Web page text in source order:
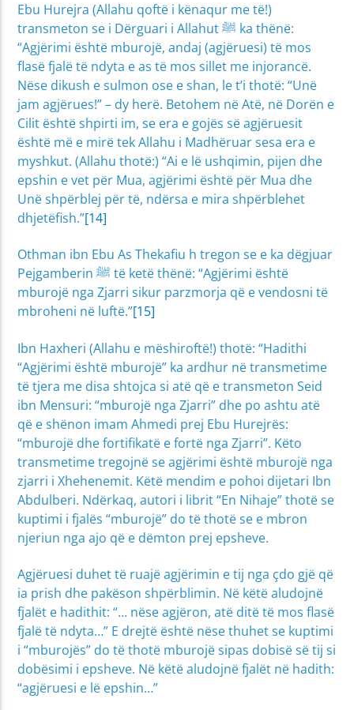
Ebu Hurejra (Allahu qoftë i kënaqur me të!)
transmeton se i Dërguari i Allahut ﷺ ka thënë:
“Agjërimi është mburojë, andaj (agjëruesi) të mos
flasë fjalë të ndyta e as të mos sillet me injorancë.
Nëse dikush e sulmon ose e shan, le t’i thotë: “Unë
jam agjërues!” – dy herë. Betohem në Atë, në Dorën e
Cilit është shpirti im, se era e gojës së agjëruesit
është më e mirë tek Allahu i Madhëruar sesa era e
myshkut. (Allahu thotë:) “Ai e lë ushqimin, pijen dhe
epshin e vet për Mua, agjërimi është për Mua dhe
Unë shpërblej për të, ndërsa e mira shpërblehet
dhjetëfish.”[14]
Othman ibn Ebu As Thekafiu h tregon se e ka dëgjuar
Pejgamberin ﷺ të ketë thënë: “Agjërimi është
mburojë nga Zjarri sikur parzmorja që e vendosni të
mbroheni në luftë.”[15]
Ibn Haxheri (Allahu e mëshiroftë!) thotë: “Hadithi
“Agjërimi është mburojë” ka ardhur në transmetime
të tjera me disa shtojca si atë që e transmeton Seid
ibn Mensuri: “mburojë nga Zjarri” dhe po ashtu atë
që e shënon imam Ahmedi prej Ebu Hurejrës:
“mburojë dhe fortifikatë e fortë nga Zjarri”. Këto
transmetime tregojnë se agjërimi është mburojë nga
zjarri i Xhehenemit. Këtë mendim e pohoi dijetari Ibn
Abdulberi. Ndërkaq, autori i librit “En Nihaje” thotë se
kuptimi i fjalës “mburojë” do të thotë se e mbron
njeriun nga ajo që e dëmton prej epsheve.
Agjëruesi duhet të ruajë agjërimin e tij nga çdo gjë që
ia prish dhe pakëson shpërblimin. Në këtë aludojnë
fjalët e hadithit: “… nëse agjëron, atë ditë të mos flasë
fjalë të ndyta…” E drejtë është nëse thuhet se kuptimi
i “mburojës” do të thotë mburojë sipas dobisë së tij si
dobësimi i epsheve. Në këtë aludojnë fjalët në hadith:
“agjëruesi e lë epshin…”